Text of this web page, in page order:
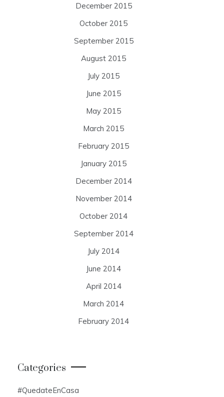
December 2015
October 2015
September 2015
August 2015
July 2015
June 2015
May 2015
March 2015
February 2015
January 2015
December 2014
November 2014
October 2014
September 2014
July 2014
June 2014
April 2014
March 2014
February 2014
Categories
#QuedateEnCasa